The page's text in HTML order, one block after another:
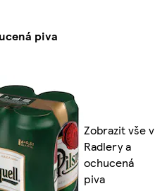
piva
Zobrazit vše v
Radlery a
ochucená
piva